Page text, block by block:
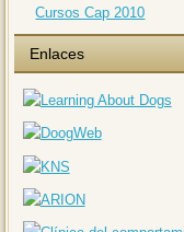
Cursos Cap 2010
Enlaces